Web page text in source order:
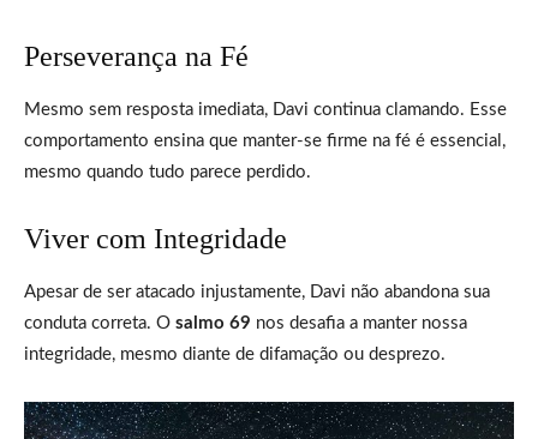
Perseverança na Fé
Mesmo sem resposta imediata, Davi continua clamando. Esse
comportamento ensina que manter-se firme na fé é essencial,
mesmo quando tudo parece perdido.
Viver com Integridade
Apesar de ser atacado injustamente, Davi não abandona sua
conduta correta. O salmo 69 nos desafia a manter nossa
integridade, mesmo diante de difamação ou desprezo.